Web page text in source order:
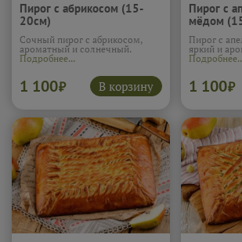
Пирог с абрикосом (15-
20см)
Сочный пирог с абрикосом,
ароматный и солнечный.
Подробнее...
1 100₽ В корзину
Пирог с
мёдом
Пирог с
яркий и
1 100₽